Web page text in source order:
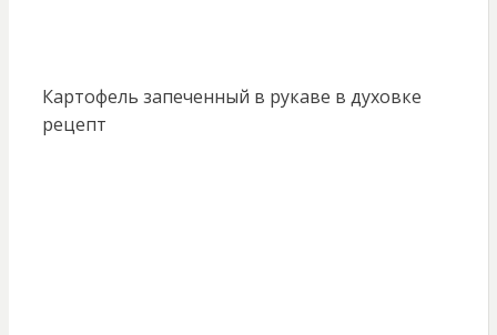
Картофель запеченный в рукаве в духовке
рецепт